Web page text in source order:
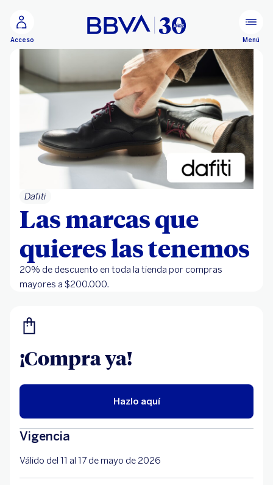
Acceso Menú
Dafiti
Las marcas que
quieres las tenemos
20% de descuento en toda la tienda por compras
mayores a $200.000.
¡Compra ya!
Hazlo aquí
Vigencia
Válido del 11 al 17 de mayo de 2026